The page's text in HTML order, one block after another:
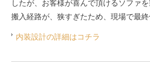
内装設計の詳細はコチラ
したが、お客様が喜んで頂けるソファを
搬入経路が、狭すぎたため、現場で最